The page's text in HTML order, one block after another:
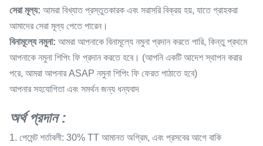
সেরা মূল্য: আমরা বিখ্যাত প্রস্তুতকারক এবং সরাসরি বিক্রয় হয়, যাতে গ্রাহকরা
আমাদের সেরা মূল্য পেতে পারেন।
বিনামূল্যে নমুনা: আমরা আপনাকে বিনামূল্যে নমুনা প্রদান করতে পারি, কিন্তু প্রথমে
আপনাকে নমুনা শিপিং ফি প্রদান করতে হবে। (আপনি একটি আদেশ স্থাপন করার
পরে, আমরা আপনার ASAP নমুনা শিপিং ফি ফেরত পাঠাতে হবে)
আপনার সহযোগিতা এবং সমর্থন জন্য ধন্যবাদ
অর্থ প্রদান :
1. পেমেন্ট শর্তাবলী: 30% TT আমানত অগ্রিম, এবং প্রসবের আগে বাকি